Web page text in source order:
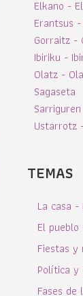
Elkano -
Erantsus
Gorraitz -
Ibiriku -
Olatz -
Sagaseta
Sarriguren
Ustarrotz
TEMAS
La casa -
El
Fiestas y
Política
Fases